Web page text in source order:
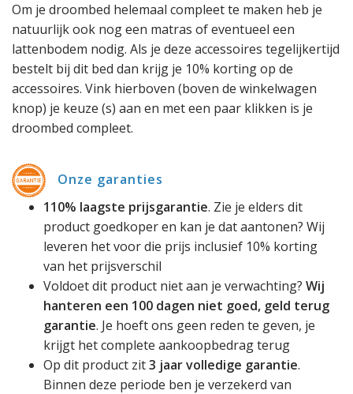
Om je droombed helemaal compleet te maken heb je
natuurlijk ook nog een matras of eventueel een
lattenbodem nodig. Als je deze accessoires tegelijkertijd
bestelt bij dit bed dan krijg je 10% korting op de
accessoires. Vink hierboven (boven de winkelwagen
knop) je keuze (s) aan en met een paar klikken is je
droombed compleet.
Onze garanties
110% laagste prijsgarantie. Zie je elders dit
product goedkoper en kan je dat aantonen? Wij
leveren het voor die prijs inclusief 10% korting
van het prijsverschil
Voldoet dit product niet aan je verwachting? Wij
hanteren een 100 dagen niet goed, geld terug
garantie. Je hoeft ons geen reden te geven, je
krijgt het complete aankoopbedrag terug
Op dit product zit3 jaar volledige garantie.
Binnen deze periode ben je verzekerd van